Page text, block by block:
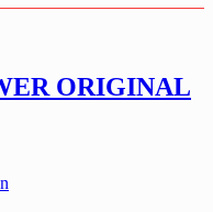
ORIGINAL